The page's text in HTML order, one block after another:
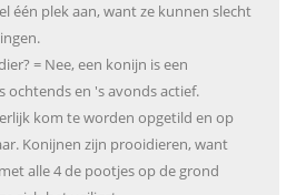
één plek aan, want ze kunnen slecht
= Nee, een konijn is een
ochtends en 's avonds actief.
kom te worden opgetild en op
Konijnen zijn prooidieren, want
alle 4 de pootjes op de grond